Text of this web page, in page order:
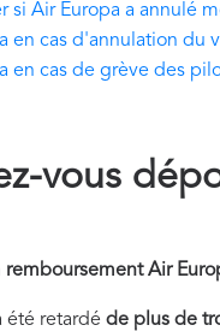
si Air Europa a annulé
en cas d'annulation
en cas de grève des
vous
remboursement Air
été retardé de plus de